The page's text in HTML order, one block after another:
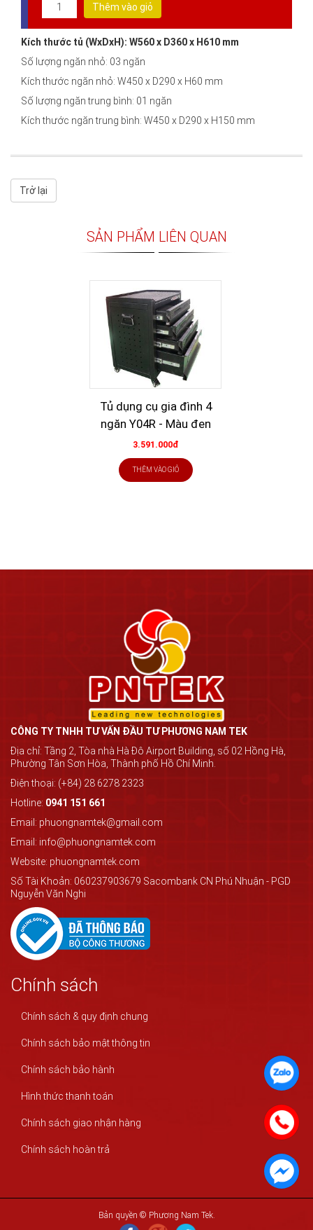
Thêm vào giỏ
Kích thước tủ (WxDxH): W560x D360 x H610 mm
Số lượng ngăn nhỏ: 03 ngăn
Kích thước ngăn nhỏ: W450 x D290 x H60 mm
Số lượng ngăn trung bình: 01 ngăn
Kích thước ngăn trung bình: W450 x D290 x H150 mm
Trở lại
SẢN PHẨM LIÊN QUAN
Tủ dụng cụ gia đình 4
ngăn Y04R - Màu đen
3.591.000đ
THÊM VÀO GIỎ
CÔNG TY TNHH TƯ VẤN ĐẦU TƯ PHƯƠNG NAM TEK
Địa chỉ: Tầng 2, Tòa nhà Hà Đô Airport Building, số 02 Hồng Hà,
Phường Tân Sơn Hòa, Thành phố Hồ Chí Minh.
Điện thoại: (+84) 28 6278 2323
Hotline: 0941 151 661
Email: phuongnamtek@gmail.com
Email: info@phuongnamtek.com
Website: phuongnamtek.com
Số Tài Khoản: 060237903679 Sacombank CN Phú Nhuận - PGD
Nguyễn Văn Nghi
Chính sách
Chính sách & quy định chung
Chính sách bảo mật thông tin
Chính sách bảo hành
Hình thức thanh toán
Chính sách giao nhận hàng
Chính sách hoàn trả
Bản quyền © Phương Nam Tek.